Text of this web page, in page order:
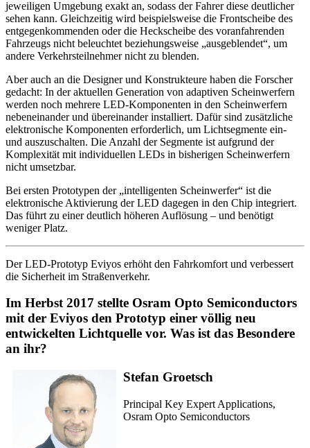
jeweiligen Umgebung exakt an, sodass der Fahrer diese deutlicher
sehen kann. Gleichzeitig wird beispielsweise die Frontscheibe des
entgegenkommenden oder die Heckscheibe des voranfahrenden
Fahrzeugs nicht beleuchtet beziehungsweise „ausgeblendet“, um
andere Verkehrsteilnehmer nicht zu blenden.
Aber auch an die Designer und Konstrukteure haben die Forscher
gedacht: In der aktuellen Generation von adaptiven Scheinwerfern
werden noch mehrere LED-Komponenten in den Scheinwerfern
nebeneinander und übereinander installiert. Dafür sind zusätzliche
elektronische Komponenten erforderlich, um Lichtsegmente ein-
und auszuschalten. Die Anzahl der Segmente ist aufgrund der
Komplexität mit individuellen LEDs in bisherigen Scheinwerfern
nicht umsetzbar.
Bei ersten Prototypen der „intelligenten Scheinwerfer“ ist die
elektronische Aktivierung der LED dagegen in den Chip integriert.
Das führt zu einer deutlich höheren Auflösung – und benötigt
weniger Platz.
Der LED-Prototyp Eviyos erhöht den Fahrkomfort und verbessert
die Sicherheit im Straßenverkehr.
Im Herbst 2017 stellte Osram Opto Semiconductors
mit der Eviyos den Prototyp einer völlig neu
entwickelten Lichtquelle vor. Was ist das Besondere
an ihr?
Stefan Groetsch
Principal Key Expert Applications,
Osram Opto Semiconductors